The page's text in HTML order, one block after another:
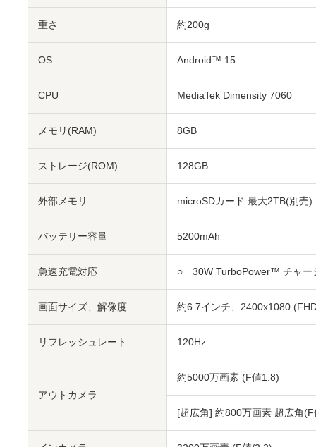
重さ 約200g
OS Android™ 15
CPU MediaTek Dimensity 7060
メモリ(RAM) 8GB
ストレージ(ROM) 128GB
外部メモリ microSDカード 最大2TB(別売)
バッテリー容量 5200mAh
急速充電対応 ○ 30W TurboPower™ チャー
画面サイズ、解像度 約6.7インチ、2400x1080
リフレッシュレート 120Hz
アウトカメラ
約5000万画素 (F値1.8)
[超広角] 約800万画素 超広角